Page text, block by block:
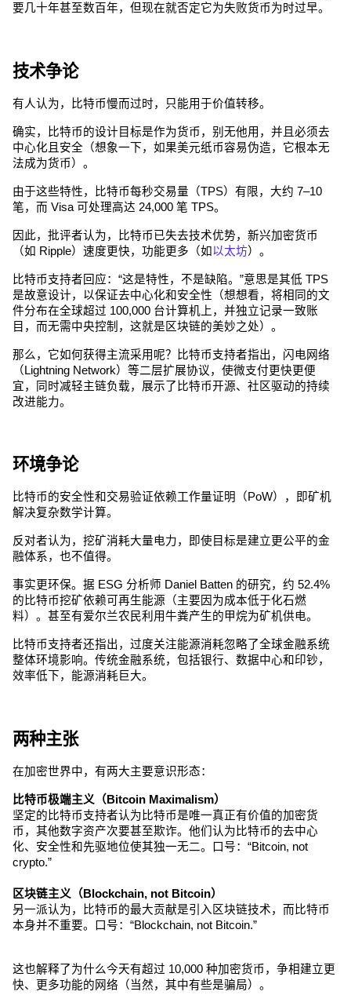
要几十年甚至数百年，但现在就否定它为失败货币为时过早。
技术争论
有人认为，比特币慢而过时，只能用于价值转移。
确实，比特币的设计目标是作为货币，别无他用，并且必须去
中心化且安全（想象一下，如果美元纸币容易伪造，它根本无
法成为货币）。
由于这些特性，比特币每秒交易量（TPS）有限，大约 7–10
笔，而 Visa 可处理高达 24,000 笔 TPS。
因此，批评者认为，比特币已失去技术优势，新兴加密货币
（如 Ripple）速度更快，功能更多（如以太坊）。
比特币支持者回应：“这是特性，不是缺陷。”意思是其低 TPS
是故意设计，以保证去中心化和安全性（想想看，将相同的文
件分布在全球超过 100,000 台计算机上，并独立记录一致账
目，而无需中央控制，这就是区块链的美妙之处）。
那么，它如何获得主流采用呢？比特币支持者指出，闪电网络
（Lightning Network）等二层扩展协议，使微支付更快更便
宜，同时减轻主链负载，展示了比特币开源、社区驱动的持续
改进能力。
环境争论
比特币的安全性和交易验证依赖工作量证明（PoW），即矿机
解决复杂数学计算。
反对者认为，挖矿消耗大量电力，即使目标是建立更公平的金
融体系，也不值得。
事实更环保。据 ESG 分析师 Daniel Batten 的研究，约 52.4%
的比特币挖矿依赖可再生能源（主要因为成本低于化石燃
料）。甚至有爱尔兰农民利用牛粪产生的甲烷为矿机供电。
比特币支持者还指出，过度关注能源消耗忽略了全球金融系统
整体环境影响。传统金融系统，包括银行、数据中心和印钞，
效率低下，能源消耗巨大。
两种主张
在加密世界中，有两大主要意识形态：
比特币极端主义（Bitcoin Maximalism）
坚定的比特币支持者认为比特币是唯一真正有价值的加密货
币，其他数字资产次要甚至欺诈。他们认为比特币的去中心
化、安全性和先驱地位使其独一无二。口号：“Bitcoin, not
crypto.”
区块链主义（Blockchain, not Bitcoin）
另一派认为，比特币的最大贡献是引入区块链技术，而比特币
本身并不重要。口号：“Blockchain, not Bitcoin.”
这也解释了为什么今天有超过 10,000 种加密货币，争相建立更
快、更多功能的网络（当然，其中有些是骗局）。